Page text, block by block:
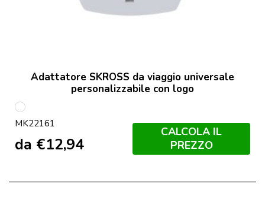
Adattatore SKROSS da viaggio universale
personalizzabile con logo
Bianco
MK22161
da €12,94
CALCOLA IL
PREZZO